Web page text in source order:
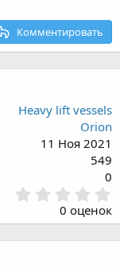
Комментировать
Heavy lift vessels
Orion
11 Ноя 2021
549
0
.
0
0 оценок